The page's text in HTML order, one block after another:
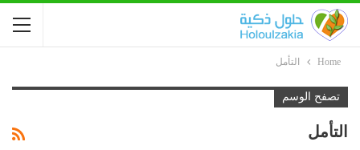
Home التأمل
تصفح الوسم
التأمل